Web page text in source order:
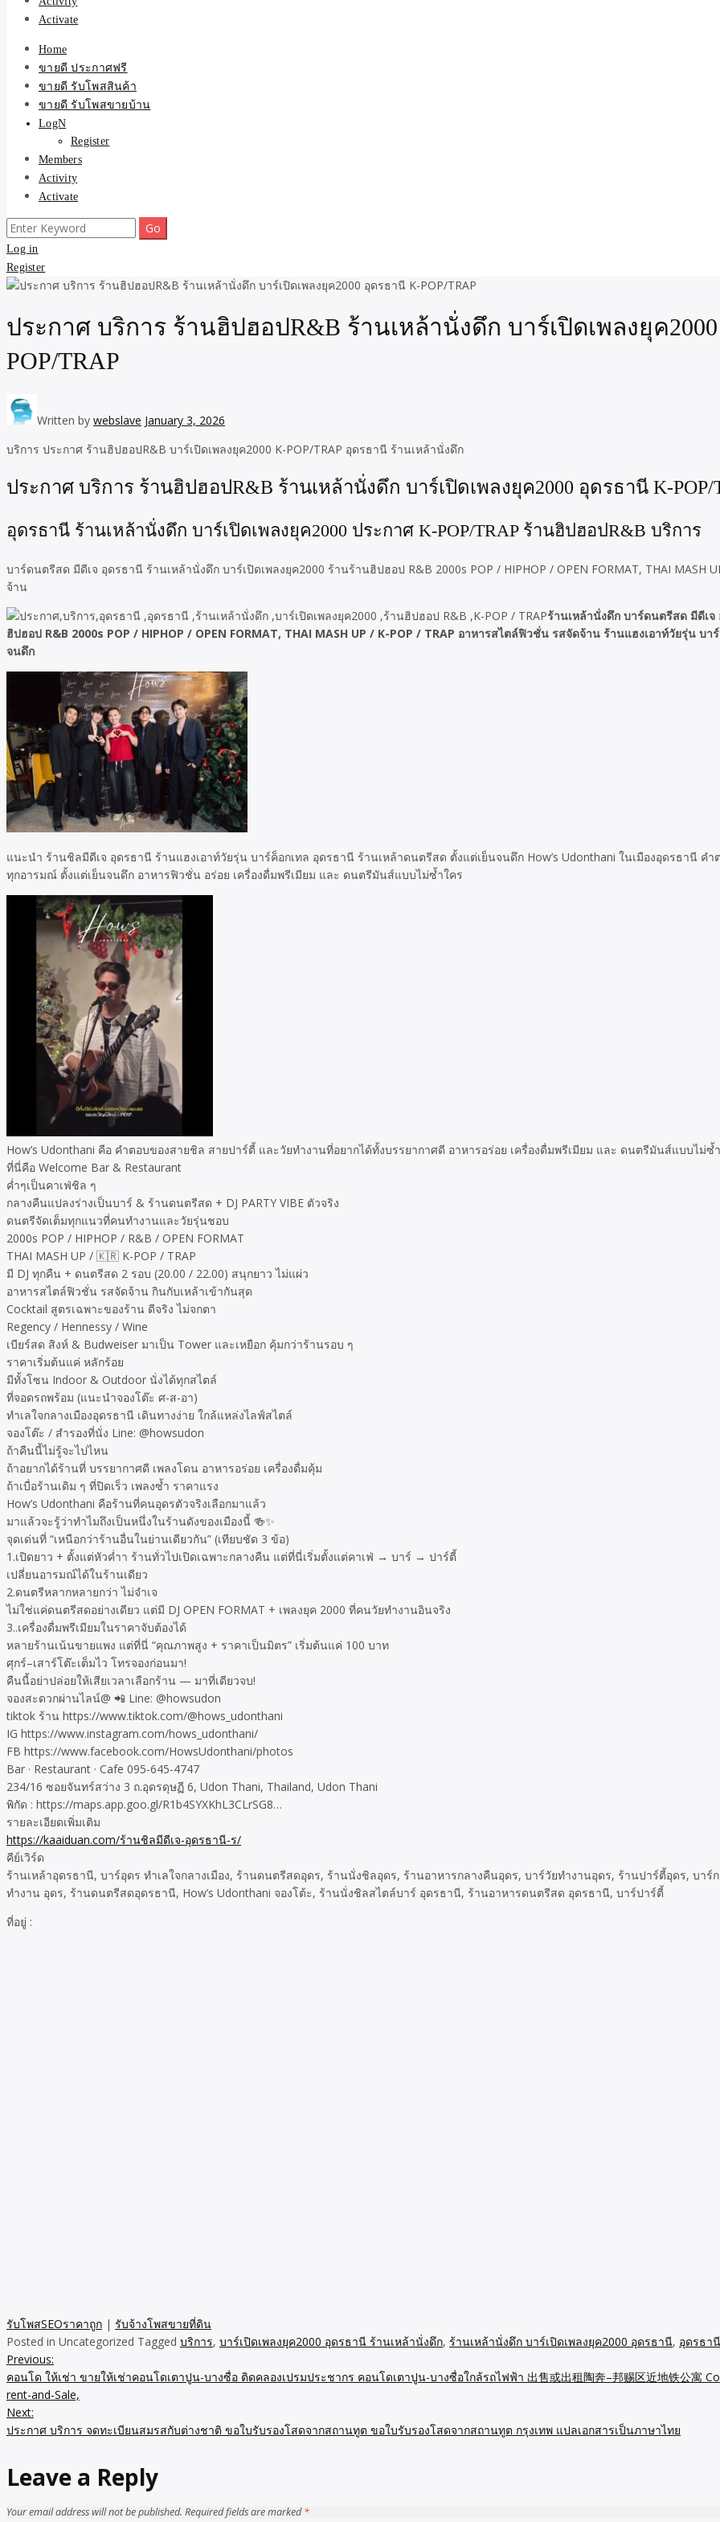
Activate
Home
ขายดี ประกาศฟรี
ขายดี รับโพสสินค้า
ขายดี รับโพสขายบ้าน
LogN
Register
Members
Activity
Activate
Search
for:
Log in
Register
ประกาศ บริการ ร้านฮิปฮอปR&B ร้านเหล้านั่งดึก บาร์เปิดเพลงยุค
POP/TRAP
Written by webslave January 3, 2026
บริการ ประกาศ ร้านฮิปฮอปR&B บาร์เปิดเพลงยุค2000 K-POP/TRAP อุดรธานี ร้านเหล้านั่งดึก
ประกาศ บริการ ร้านฮิปฮอปR&B ร้านเหล้านั่งดึก บาร์เปิดเพลงยุค2000 อุดรธานี K-POP/
อุดรธานี ร้านเหล้านั่งดึก บาร์เปิดเพลงยุค2000 ประกาศ K-POP/TRAP ร้านฮิปฮอปR&B บริการ
บาร์ดนตรีสด มีดีเจ อุดรธานี ร้านเหล้านั่งดึก บาร์เปิดเพลงยุค2000 ร้านร้านฮิปฮอป R&B 2000s POP / HIPHOP / OPEN FORMAT, THAI MASH
จ้าน
ร้านเหล้านั่งดึก บาร์ดนตรีสด มีดีเ
ฮิปฮอป R&B 2000s POP / HIPHOP / OPEN FORMAT, THAI MASH UP / K-POP / TRAP อาหารสไตล์ฟิวชั่น รสจัดจ้าน ร้านแฮงเอาท์วัยรุ่น บ
จนดึก
แนะนำ ร้านชิลมีดีเจ อุดรธานี ร้านแฮงเอาท์วัยรุ่น บาร์ค็อกเทล อุดรธานี ร้านเหล้าดนตรีสด ตั้งแต่เย็นจนดึก How’s Udonthani ในเมืองอุดรธานี ค
ทุกอารมณ์ ตั้งแต่เย็นจนดึก อาหารฟิวชั่น อร่อย เครื่องดื่มพรีเมียม และ ดนตรีมันส์แบบไม่ซ้ำใคร
How’s Udonthani คือ คำตอบของสายชิล สายปาร์ตี้ และวัยทำงานที่อยากได้ทั้งบรรยากาศดี อาหารอร่อย เครื่องดื่มพรีเมียม และ ดนตรีมันส์แบบไม่
ที่นี่คือ Welcome Bar & Restaurant
ค่ำๆเป็นคาเฟ่ชิล ๆ
กลางคืนแปลงร่างเป็นบาร์ & ร้านดนตรีสด + DJ PARTY VIBE ตัวจริง
ดนตรีจัดเต็มทุกแนวที่คนทำงานและวัยรุ่นชอบ
2000s POP / HIPHOP / R&B / OPEN FORMAT
THAI MASH UP / 🇰🇷 K-POP / TRAP
มี DJ ทุกคืน + ดนตรีสด 2 รอบ (20.00 / 22.00) สนุกยาว ไม่แผ่ว
อาหารสไตล์ฟิวชั่น รสจัดจ้าน กินกับเหล้าเข้ากันสุด
Cocktail สูตรเฉพาะของร้าน ดีจริง ไม่จกตา
Regency / Hennessy / Wine
เบียร์สด สิงห์ & Budweiser มาเป็น Tower และเหยือก คุ้มกว่าร้านรอบ ๆ
ราคาเริ่มต้นแค่ หลักร้อย
มีทั้งโซน Indoor & Outdoor นั่งได้ทุกสไตล์
ที่จอดรถพร้อม (แนะนำจองโต๊ะ ศ-ส-อา)
ทำเลใจกลางเมืองอุดรธานี เดินทางง่าย ใกล้แหล่งไลฟ์สไตล์
จองโต๊ะ / สำรองที่นั่ง Line: @howsudon
ถ้าคืนนี้ไม่รู้จะไปไหน
ถ้าอยากได้ร้านที่ บรรยากาศดี เพลงโดน อาหารอร่อย เครื่องดื่มคุ้ม
ถ้าเบื่อร้านเดิม ๆ ที่ปิดเร็ว เพลงซ้ำ ราคาแรง
How’s Udonthani คือร้านที่คนอุดรตัวจริงเลือกมาแล้ว
มาแล้วจะรู้ว่าทำไมถึงเป็นหนึ่งในร้านดังของเมืองนี้ 🍻✨
จุดเด่นที่ “เหนือกว่าร้านอื่นในย่านเดียวกัน” (เทียบชัด 3 ข้อ)
1.เปิดยาว + ตั้งแต่หัวค่ำา ร้านทั่วไปเปิดเฉพาะกลางคืน แต่ที่นี่เริ่มตั้งแต่คาเฟ่ → บาร์ → ปาร์ตี้
เปลี่ยนอารมณ์ได้ในร้านเดียว
2.ดนตรีหลากหลายกว่า ไม่จำเจ
ไม่ใช่แค่ดนตรีสดอย่างเดียว แต่มี DJ OPEN FORMAT + เพลงยุค 2000 ที่คนวัยทำงานอินจริง
3..เครื่องดื่มพรีเมียมในราคาจับต้องได้
หลายร้านเน้นขายแพง แต่ที่นี่ “คุณภาพสูง + ราคาเป็นมิตร” เริ่มต้นแค่ 100 บาท
ศุกร์–เสาร์โต๊ะเต็มไว โทรจองก่อนมา!
คืนนี้อย่าปล่อยให้เสียเวลาเลือกร้าน — มาที่เดียวจบ!
จองสะดวกผ่านไลน์@ 📲 Line: @howsudon
tiktok ร้าน https://www.tiktok.com/@hows_udonthani
IG https://www.instagram.com/hows_udonthani/
FB https://www.facebook.com/HowsUdonthani/photos
Bar · Restaurant · Cafe 095-645-4747
234/16 ซอยจันทร์สว่าง 3 ถ.อุดรดุษฏี 6, Udon Thani, Thailand, Udon Thani
พิกัด : https://maps.app.goo.gl/R1b4SYXKhL3CLrSG8…
รายละเอียดเพิ่มเติม
https://kaaiduan.com/ร้านชิลมีดีเจ-อุดรธานี-ร/
คีย์เวิร์ด
ร้านเหล้าอุดรธานี, บาร์อุดร ทำเลใจกลางเมือง, ร้านดนตรีสดอุดร, ร้านนั่งชิลอุดร, ร้านอาหารกลางคืนอุดร, บาร์วัยทำงานอุดร, ร้านปาร์ตี้อุดร, บา
ทำงาน อุดร, ร้านดนตรีสดอุดรธานี, How’s Udonthani จองโต้ะ, ร้านนั่งชิลสไตล์บาร์ อุดรธานี, ร้านอาหารดนตรีสด อุดรธานี, บาร์ปาร์ตี้
ที่อยู่ :
รับโพสSEOราคาถูก | รับจ้างโพสขายที่ดิน
Posted in Uncategorized Tagged บริการ, บาร์เปิดเพลงยุค2000 อุดรธานี ร้านเหล้านั่งดึก, ร้านเหล้านั่งดึก บาร์เปิดเพลงยุค2000 อุดรธานี, อุดรธา
Post
navigation
Previous:
คอนโด ให้เช่า ขายให้เช่าคอนโดเตาปูน-บางซื่อ ติดคลองเปรมประชากร คอนโดเตาปูน-บางซื่อใกล้รถไฟฟ้า 出售或出租陶奔–邦赐区近地铁公寓
rent-and-Sale,
Next:
ประกาศ บริการ จดทะเบียนสมรสกับต่างชาติ ขอใบรับรองโสดจากสถานทูต ขอใบรับรองโสดจากสถานทูต กรุงเทพ แปลเอกสารเป็นภาษาไทย
Leave a Reply
Your email address will not be published. Required fields are marked*